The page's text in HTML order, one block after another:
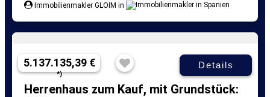
Immobilienmakler GLOIM in
5.137.135,39 €
*)
Details
Herrenhaus zum Kauf, mit Grundstück: